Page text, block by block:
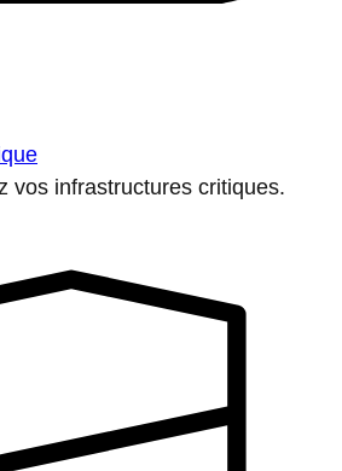
vos infrastructures critiques.